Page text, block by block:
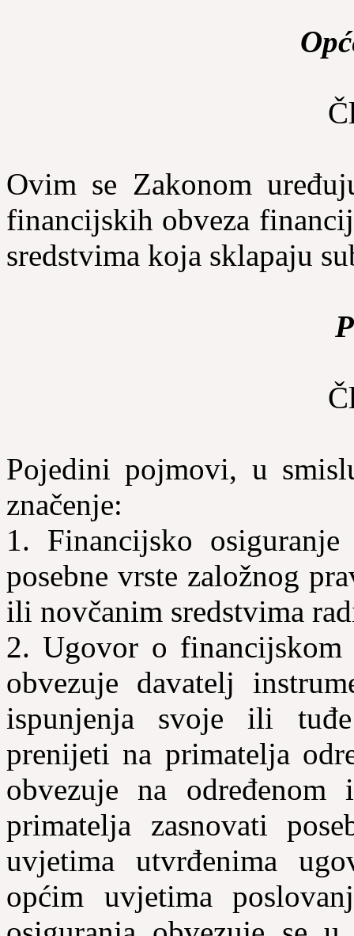
Ovim se Zakonom
financijskih obveza
sredstvima koja sklapaju
Pojedini pojmovi, u
značenje:
1. Financijsko
posebne vrste založnog
ili novčanim sredstvima
2. Ugovor o
obvezuje davatelj
ispunjenja svoje ili
prenijeti na primatelja
obvezuje na određenom
primatelja zasnovati
uvjetima utvrđenima
općim uvjetima